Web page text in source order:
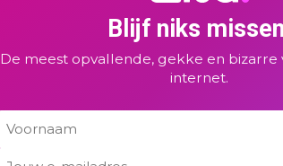
Blijf niks
De meest opvallende, gekke en bizarre
internet.